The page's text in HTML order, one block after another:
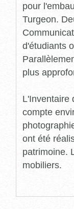
pour
Turgeon.
d'étudiants
plus
L'Inventaire
compte
ont été
patrimoine.
mobiliers.